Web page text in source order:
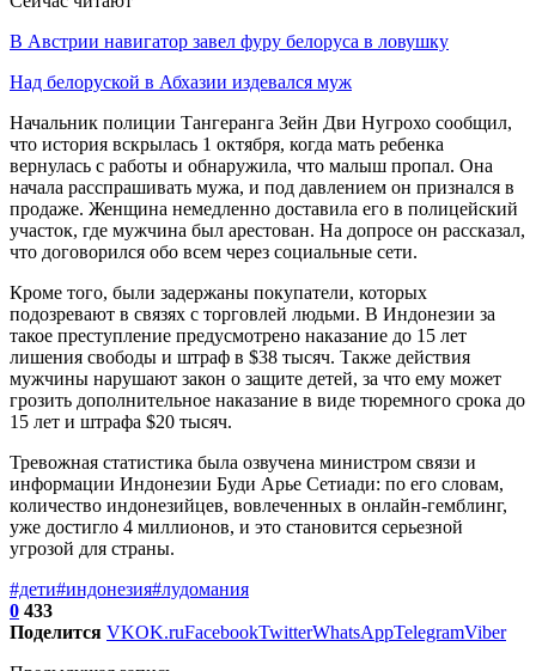
В Австрии навигатор завел фуру белоруса в ловушку
Над белоруской в Абхазии издевался муж
Начальник полиции Тангеранга Зейн Дви Нугрохо сообщил,
что история вскрылась 1 октября, когда мать ребенка
вернулась с работы и обнаружила, что малыш пропал. Она
начала расспрашивать мужа, и под давлением он признался в
продаже. Женщина немедленно доставила его в полицейский
участок, где мужчина был арестован. На допросе он рассказал,
что договорился обо всем через социальные сети.
Кроме того, были задержаны покупатели, которых
подозревают в связях с торговлей людьми. В Индонезии за
такое преступление предусмотрено наказание до 15 лет
лишения свободы и штраф в $38 тысяч. Также действия
мужчины нарушают закон о защите детей, за что ему может
грозить дополнительное наказание в виде тюремного срока до
15 лет и штрафа $20 тысяч.
Тревожная статистика была озвучена министром связи и
информации Индонезии Буди Арье Сетиади: по его словам,
количество индонезийцев, вовлеченных в онлайн-гемблинг,
уже достигло 4 миллионов, и это становится серьезной
угрозой для страны.
#дети#индонезия#лудомания
0 433
Поделится VKOK.ruFacebookTwitterWhatsAppTelegramViber